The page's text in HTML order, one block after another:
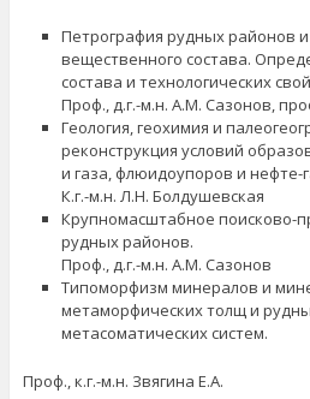
Петрография рудных районов
вещественного состава.
состава и технологических
Проф., д.г.-м.н. А.М. Сазонов,
Геология, геохимия и
реконструкция условий
и газа, флюидоупоров и нефте-
К.г.-м.н. Л.Н. Болдушевская
Крупномасштабное поисково-
рудных районов.
Проф., д.г.-м.н. А.М. Сазонов
Типоморфизм минералов и
метаморфических толщ и
метасоматических систем.
Проф., к.г.-м.н. Звягина Е.А.